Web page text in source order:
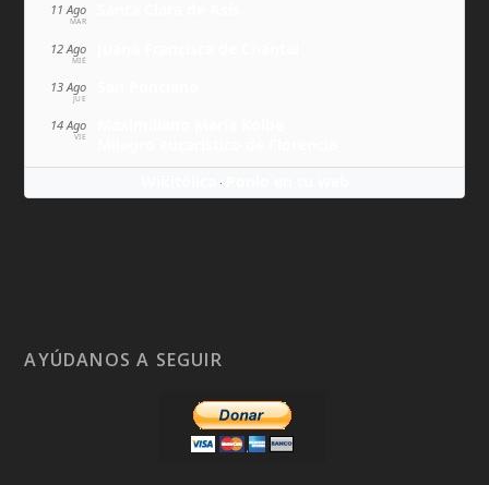
11 Ago
MAR
12 Ago
MIÉ
13 Ago
JUE
14 Ago
VIE
·
AYÚDANOS A SEGUIR